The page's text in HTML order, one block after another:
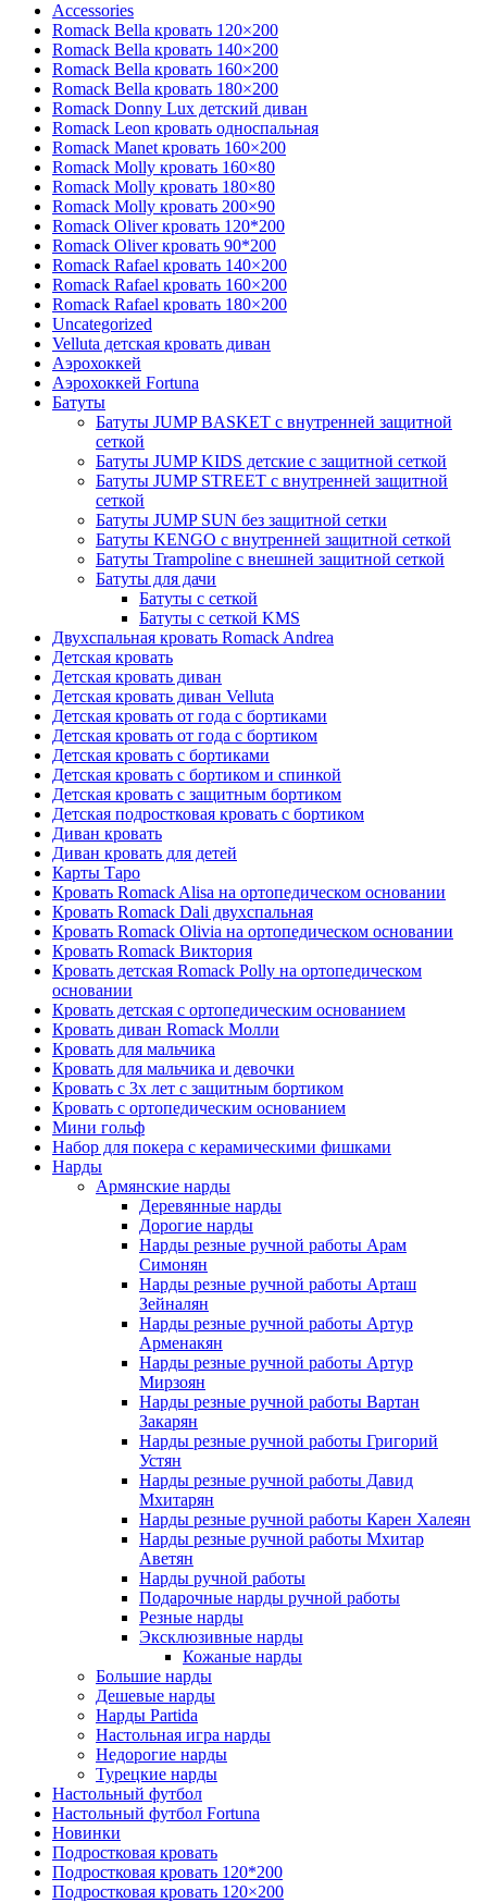
Accessories
Romack Bella кровать 120×200
Romack Bella кровать 140×200
Romack Bella кровать 160×200
Romack Bella кровать 180×200
Romack Donny Lux детский диван
Romack Leon кровать односпальная
Romack Manet кровать 160×200
Romack Molly кровать 160×80
Romack Molly кровать 180×80
Romack Molly кровать 200×90
Romack Oliver кровать 120*200
Romack Oliver кровать 90*200
Romack Rafael кровать 140×200
Romack Rafael кровать 160×200
Romack Rafael кровать 180×200
Uncategorized
Velluta детская кровать диван
Аэрохоккей
Аэрохоккей Fortuna
Батуты
Батуты JUMP BASKET с внутренней защитной
сеткой
Батуты JUMP KIDS детские с защитной сеткой
Батуты JUMP STREET с внутренней защитной
сеткой
Батуты JUMP SUN без защитной сетки
Батуты KENGO с внутренней защитной сеткой
Батуты Trampoline с внешней защитной сеткой
Батуты для дачи
Батуты с сеткой
Батуты с сеткой KMS
Двухспальная кровать Romack Andrea
Детская кровать
Детская кровать диван
Детская кровать диван Velluta
Детская кровать от года с бортиками
Детская кровать от года с бортиком
Детская кровать с бортиками
Детская кровать с бортиком и спинкой
Детская кровать с защитным бортиком
Детская подростковая кровать с бортиком
Диван кровать
Диван кровать для детей
Карты Таро
Кровать Romack Alisa на ортопедическом основании
Кровать Romack Dali двухспальная
Кровать Romack Olivia на ортопедическом основании
Кровать Romack Виктория
Кровать детская Romack Polly на ортопедическом
основании
Кровать детская с ортопедическим основанием
Кровать диван Romack Молли
Кровать для мальчика
Кровать для мальчика и девочки
Кровать с 3х лет с защитным бортиком
Кровать с ортопедическим основанием
Мини гольф
Набор для покера с керамическими фишками
Нарды
Армянские нарды
Деревянные нарды
Дорогие нарды
Нарды резные ручной работы Арам
Симонян
Нарды резные ручной работы Арташ
Зейналян
Нарды резные ручной работы Артур
Арменакян
Нарды резные ручной работы Артур
Мирзоян
Нарды резные ручной работы Вартан
Закарян
Нарды резные ручной работы Григорий
Устян
Нарды резные ручной работы Давид
Мхитарян
Нарды резные ручной работы Карен Халеян
Нарды резные ручной работы Мхитар
Аветян
Нарды ручной работы
Подарочные нарды ручной работы
Резные нарды
Эксклюзивные нарды
Кожаные нарды
Большие нарды
Дешевые нарды
Нарды Partida
Настольная игра нарды
Недорогие нарды
Турецкие нарды
Настольный футбол
Настольный футбол Fortuna
Новинки
Подростковая кровать
Подростковая кровать 120*200
Подростковая кровать 120×200